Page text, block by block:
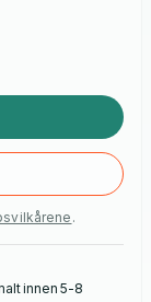
.
innen 5-8